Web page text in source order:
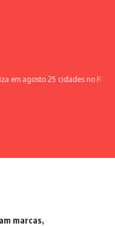
em agosto 25 cidades no Rio
marcas,